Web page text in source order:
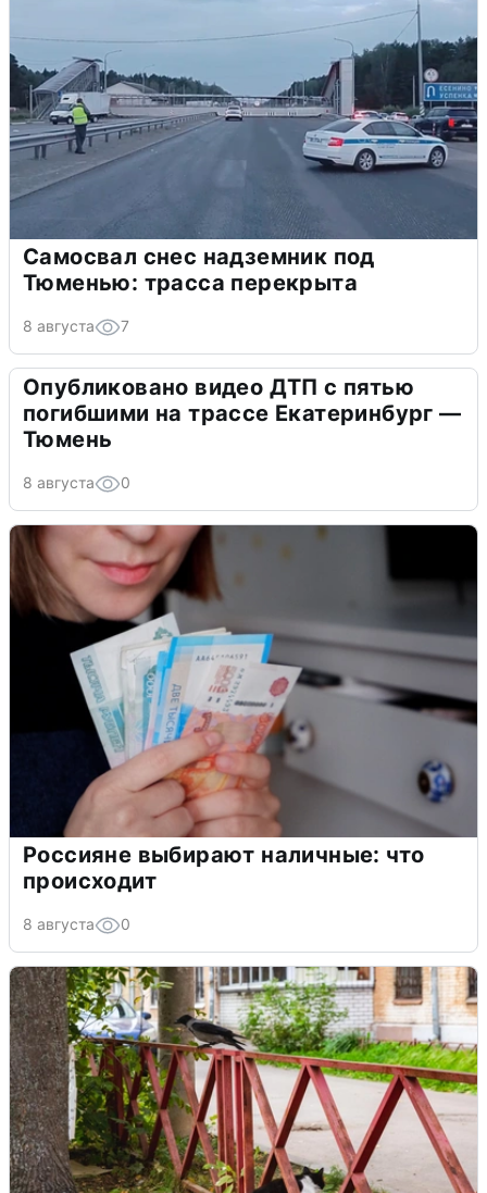
Самосвал снес надземник под
Тюменью: трасса перекрыта
8 августа 7
Опубликовано видео ДТП с пятью
погибшими на трассе Екатеринбург —
Тюмень
8 августа 0
Россияне выбирают наличные: что
происходит
8 августа 0